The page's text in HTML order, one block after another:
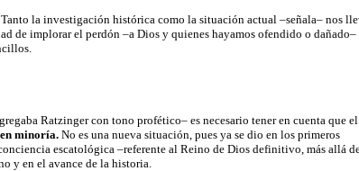
la investigación histórica como la situación actual –señala­­– nos
de implorar el perdón –a Dios y quienes hayamos ofendido o dañado–
Ratzinger con tono profético– es necesario tener en cuenta que el
minoría.No es una nueva situación, pues ya se dio en los primeros
escatológica –referente al Reino de Dios definitivo, más allá
y en el avance de la historia.